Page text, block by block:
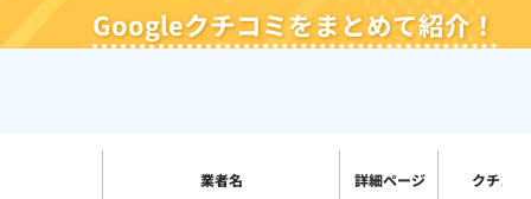
Googleクチコミをまとめて紹介！
業者名 詳細ページ クチコ